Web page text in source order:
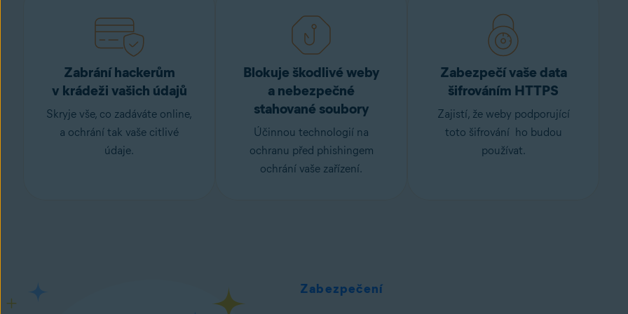
Zabrání hackerům
v krádeži vašich údajů
Skryje vše, co zadáváte online,
a ochrání tak vaše citlivé
údaje.
Blokuje škodlivé weby
a nebezpečné
stahované soubory
Účinnou technologií na
ochranu před phishingem
ochrání vaše zařízení.
Zabezpečí vaše data
šifrováním HTTPS
Zajistí, že weby podporující
toto šifrováního budou
používat.
Zabezpečení